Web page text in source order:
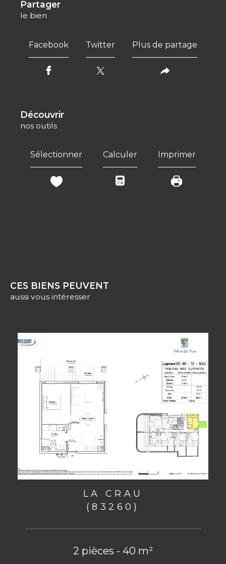
partager
le bien
Facebook Twitter Plus de partage
découvrir
nos outils
Sélectionner Calculer Imprimer
CES BIENS PEUVENT
aussi vous intéresser
LA CRAU
(83260)
2 pièces - 40 m²